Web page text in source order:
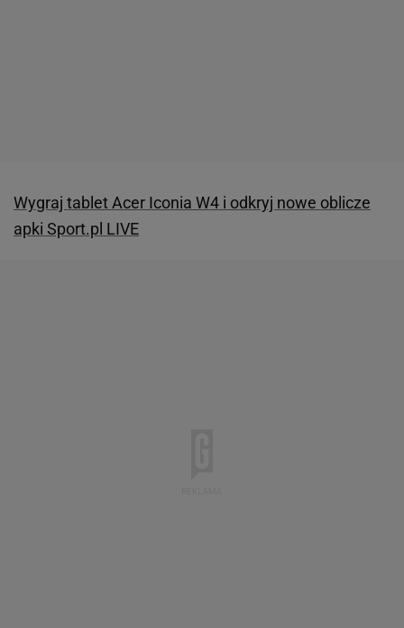
Wygraj tablet Acer Iconia W4 i odkryj nowe oblicze
apki Sport.pl LIVE